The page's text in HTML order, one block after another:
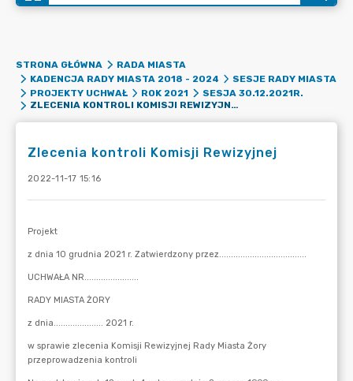
STRONA GŁÓWNA
RADA MIASTA
KADENCJA RADY MIASTA 2018 - 2024
SESJE RADY MIASTA
PROJEKTY UCHWAŁ
ROK 2021
SESJA 30.12.2021R.
ZLECENIA KONTROLI KOMISJI REWIZYJNEJ
Zlecenia kontroli Komisji Rewizyjnej
2022-11-17 15:16